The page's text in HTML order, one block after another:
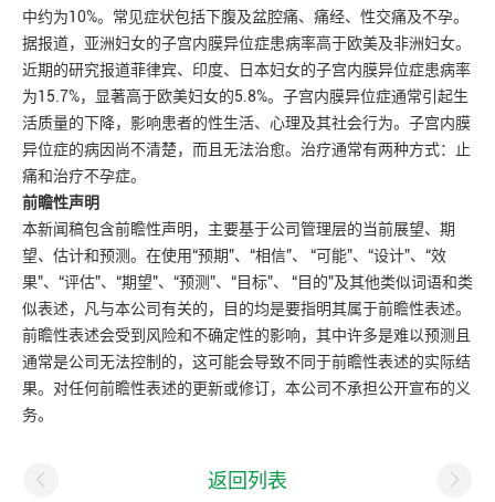
中约为10%。常见症状包括下腹及盆腔痛、痛经、性交痛及不孕。
据报道，亚洲妇女的子宫内膜异位症患病率高于欧美及非洲妇女。
近期的研究报道菲律宾、印度、日本妇女的子宫内膜异位症患病率
为15.7%，显著高于欧美妇女的5.8%。子宫内膜异位症通常引起生
活质量的下降，影响患者的性生活、心理及其社会行为。子宫内膜
异位症的病因尚不清楚，而且无法治愈。治疗通常有两种方式：止
痛和治疗不孕症。
前瞻性声明
本新闻稿包含前瞻性声明，主要基于公司管理层的当前展望、期
望、估计和预测。在使用“预期”、“相信”、 “可能”、“设计”、“效
果”、“评估”、“期望”、“预测”、“目标”、 “目的”及其他类似词语和类
似表述，凡与本公司有关的，目的均是要指明其属于前瞻性表述。
前瞻性表述会受到风险和不确定性的影响，其中许多是难以预测且
通常是公司无法控制的，这可能会导致不同于前瞻性表述的实际结
果。对任何前瞻性表述的更新或修订，本公司不承担公开宣布的义
务。
返回列表